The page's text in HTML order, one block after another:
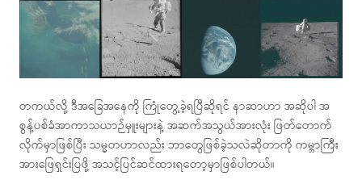
တကယ်လို့ ဒီအခြေအနေကို ကြုံတွေ့ခဲ့ရပြီဆိုရင် နာဆာဟာ အဆိုပါ အ
စွန့်ပစ်ခံအာကာသယာဉ်မှူးများနဲ့ အဆက်အသွယ်အားလုံး ဖြတ်တောက်
လိုက်မှာဖြစ်ပြီး သမ္မတဟာလည်း ဘာတွေဖြစ်ခဲ့သလဲဆိုတာကို ကမ္ဘာကြီး
အားဖြေရှင်းပြဖို့ အသင့်ပြင်ဆင်ထားရတော့မှာဖြစ်ပါတယ်။